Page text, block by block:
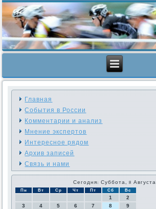
Главная
События в России
Комментарии и анализ
Мнение экспертов
Интересное рядом
Архив записей
Связь и нами
Сегодня: Суббота, 8 Августа
Пн Вт Ср Чт Пт Сб Вс
1
2
3
4 5 6 7 8
9